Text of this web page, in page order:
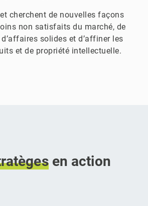
cherchent de nouvelles façons
non satisfaits du marché, de
solides et d’affiner les
et de propriété intellectuelle.
en action